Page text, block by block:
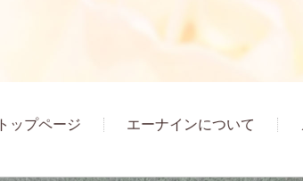
トップページ エーナインについて